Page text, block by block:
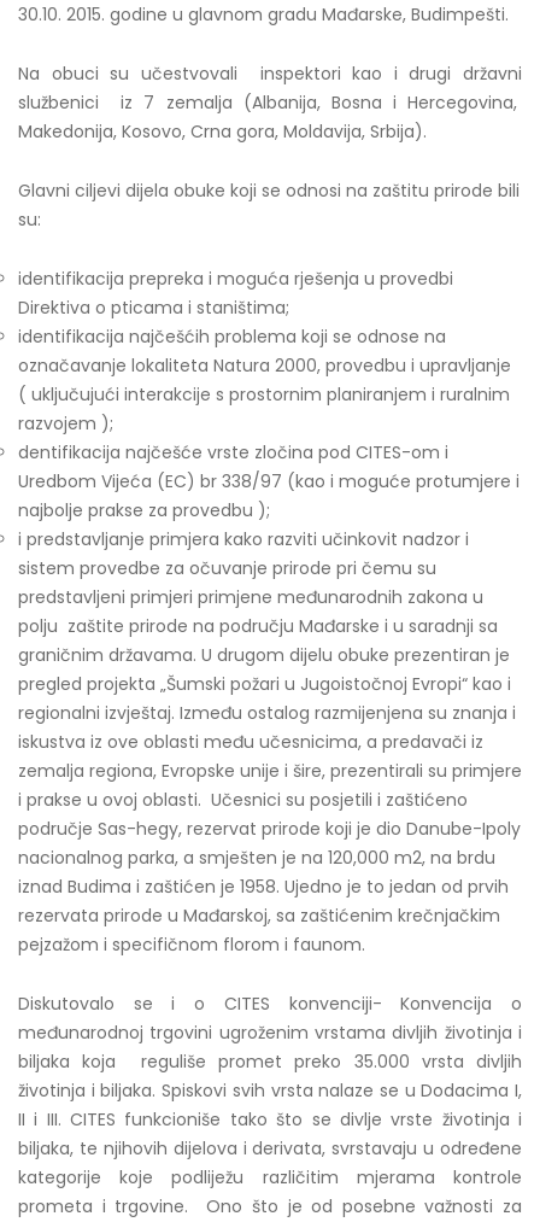
30.10. 2015. godine u glavnom gradu Mađarske, Budimpešti.
Na obuci su učestvovali inspektori kao i drugi državni
službenici iz 7 zemalja (Albanija, Bosna i Hercegovina,
Makedonija, Kosovo, Crna gora, Moldavija, Srbija).
Glavni ciljevi dijela obuke koji se odnosi na zaštitu prirode bili
su:
identifikacija prepreka i moguća rješenja u provedbi
Direktiva o pticama i staništima;
identifikacija najčešćih problema koji se odnose na
označavanje lokaliteta Natura 2000, provedbu i upravljanje
( uključujući interakcije s prostornim planiranjem i ruralnim
razvojem );
dentifikacija najčešće vrste zločina pod CITES-om i
Uredbom Vijeća (EC) br 338/97 (kao i moguće protumjere i
najbolje prakse za provedbu );
i predstavljanje primjera kako razviti učinkovit nadzor i
sistem provedbe za očuvanje prirode pri čemu su
predstavljeni primjeri primjene međunarodnih zakona u
polju zaštite prirode na području Mađarske i u saradnji sa
graničnim državama. U drugom dijelu obuke prezentiran je
pregled projekta „Šumski požari u Jugoistočnoj Evropi“ kao i
regionalni izvještaj. Između ostalog razmijenjena su znanja i
iskustva iz ove oblasti među učesnicima, a predavači iz
zemalja regiona, Evropske unije i šire, prezentirali su primjere
i prakse u ovoj oblasti. Učesnici su posjetili i zaštićeno
područje Sas-hegy, rezervat prirode koji je dio Danube-Ipoly
nacionalnog parka, a smješten je na 120,000 m2, na brdu
iznad Budima i zaštićen je 1958. Ujedno je to jedan od prvih
rezervata prirode u Mađarskoj, sa zaštićenim krečnjačkim
pejzažom i specifičnom florom i faunom.
Diskutovalo se i o CITES konvenciji- Konvencija o
međunarodnoj trgovini ugroženim vrstama divljih životinja i
biljaka koja reguliše promet preko 35.000 vrsta divljih
životinja i biljaka. Spiskovi svih vrsta nalaze se u Dodacima I,
II i III. CITES funkcioniše tako što se divlje vrste životinja i
biljaka, te njihovih dijelova i derivata, svrstavaju u određene
kategorije koje podliježu različitim mjerama kontrole
prometa i trgovine. Ono što je od posebne važnosti za